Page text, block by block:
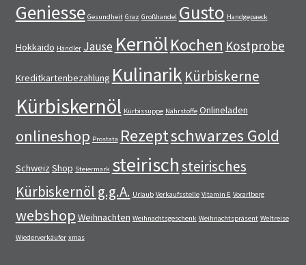
Geniesse Gesundheit Graz Großhandel Gusto Handgepaeck
Hokkaido Händler Jause KernölKochen Kostprobe
Kreditkartenbezahlung Kulinarik Kürbiskerne
Kürbiskernöl Kürbissuppe Nährstoffe Onlineladen
onlineshop Prostata Rezeptschwarzes Gold
Schweiz Shop Steiermark steirischsteirisches
Kürbiskernöl g.g.A. Urlaub Verkaufsstelle Vitamin E Vorarlberg
webshop Weihnachten Weihnachtsgeschenk Weihnachtspräsent Weltreise
Wiederverkäufer xmas